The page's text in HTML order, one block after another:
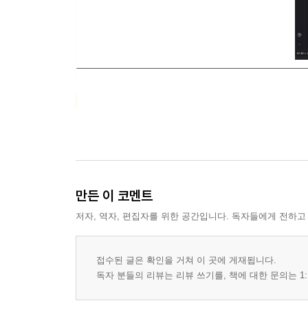
만든 이 코멘트
저자, 역자, 편집자를 위한 공간입니다. 독자들에게 전하
접수된 글은 확인을 거쳐 이 곳에 게재됩니다.
독자 분들의 리뷰는 리뷰 쓰기를, 책에 대한 문의는